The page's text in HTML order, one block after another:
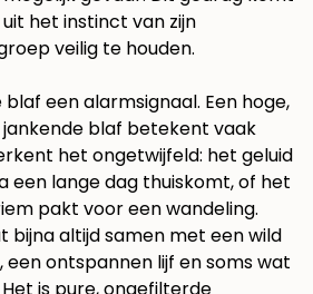
het instinct van zijn
veilig te houden.
een alarmsignaal. Een hoge,
blaf betekent vaak
het ongetwijfeld: het geluid
een lange dag thuiskomt, of het
pakt voor een wandeling.
bijna altijd samen met een wild
ontspannen lijf en soms wat